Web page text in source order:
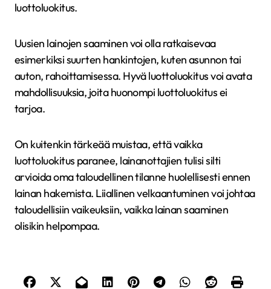
luottoluokitus.
Uusien lainojen saaminen voi olla ratkaisevaa
esimerkiksi suurten hankintojen, kuten asunnon tai
auton, rahoittamisessa. Hyvä luottoluokitus voi avata
mahdollisuuksia, joita huonompi luottoluokitus ei
tarjoa.
On kuitenkin tärkeää muistaa, että vaikka
luottoluokitus paranee, lainanottajien tulisi silti
arvioida oma taloudellinen tilanne huolellisesti ennen
lainan hakemista. Liiallinen velkaantuminen voi johtaa
taloudellisiin vaikeuksiin, vaikka lainan saaminen
olisikin helpompaa.